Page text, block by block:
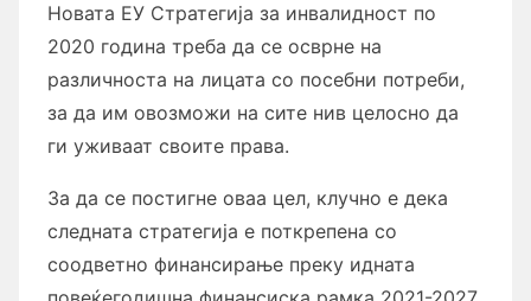
Новата ЕУ Стратегија за инвалидност по
2020 година треба да се осврне на
различноста на лицата со посебни потреби,
за да им овозможи на сите нив целосно да
ги уживаат своите права.
За да се постигне оваа цел, клучно е дека
следната стратегија е поткрепена со
соодветно финансирање преку идната